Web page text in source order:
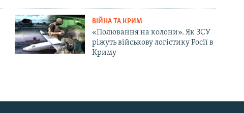
ВІЙНА ТА КРИМ
«Полювання на колони». Як ЗСУ
ріжуть військову логістику Росії в
Криму